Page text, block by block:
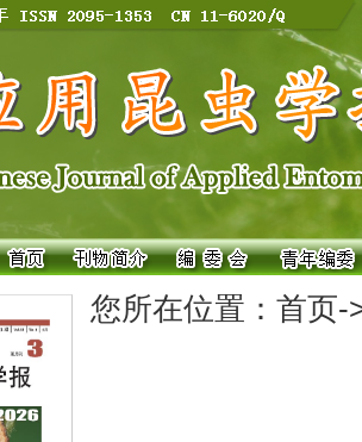
您所在位置： 首页-